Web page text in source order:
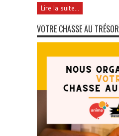
Lire la suite...
VOTRE CHASSE AU TRÉSOR